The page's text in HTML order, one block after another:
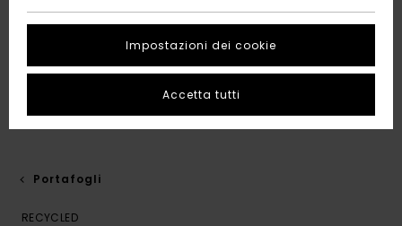
Portafogli
RECYCLED
Impostazioni dei cookie
Accetta tutti